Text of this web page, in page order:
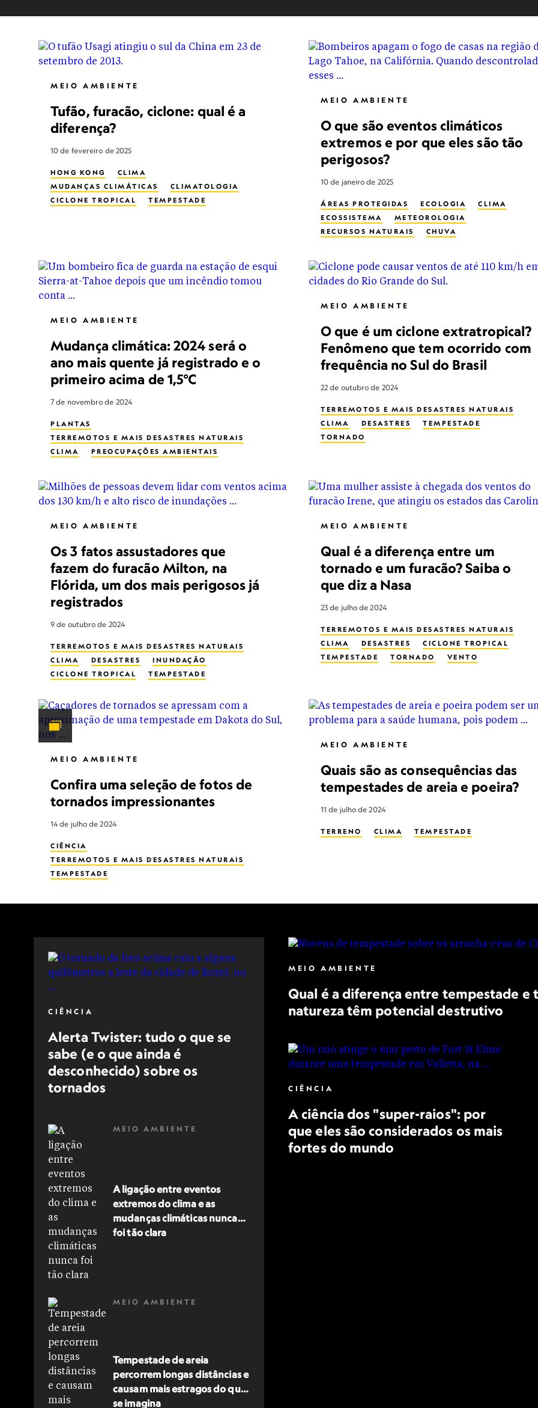
MEIO AMBIENTE
Tufão, furacão, ciclone: qual é a
diferença?
10 de fevereiro de 2025
HONG KONG
CLIMA
MUDANÇAS CLIMÁTICAS
CLIMATOLOGIA
CICLONE TROPICAL
TEMPESTADE
MEIO AMBIENTE
O que são eventos climáticos
extremos e por que eles são tão
perigosos?
10 de janeiro de 2025
ÁREAS PROTEGIDAS ECOLOGIA
CLIMA
ECOSSISTEMA
METEOROLOGIA
RECURSOS NATURAIS
CHUVA
MEIO AMBIENTE
Mudança climática: 2024 será o
ano mais quente já registrado e o
primeiro acima de 1,5°C
7 de novembro de 2024
PLANTAS
TERREMOTOS E MAIS DESASTRES NATURAIS
CLIMA
PREOCUPAÇÕES AMBIENTAIS
RECURSOS NATURAIS
NÍVEL MÉDIO DO MAR
TEMPESTADE
MEIO AMBIENTE
O que é um ciclone extratropical?
Fenômeno que tem ocorrido com
frequência no Sul do Brasil
22 de outubro de 2024
TERREMOTOS E MAIS DESASTRES NATURAIS
CLIMA
DESASTRES
TEMPESTADE
TORNADO
MEIO AMBIENTE
Os 3 fatos assustadores que
fazem do furacão Milton, na
Flórida, um dos mais perigosos já
registrados
9 de outubro de 2024
TERREMOTOS E MAIS DESASTRES NATURAIS
CLIMA
DESASTRES
INUNDAÇÃO
CICLONE TROPICAL
TEMPESTADE
MEIO AMBIENTE
Qual é a diferença entre um
tornado e um furacão? Saiba o
que diz a Nasa
23 de julho de 2024
TERREMOTOS E MAIS DESASTRES NATURAIS
CLIMA
DESASTRES
CICLONE TROPICAL
TEMPESTADE
TORNADO VENTO
MEIO AMBIENTE
Confira uma seleção de fotos de
tornados impressionantes
14 de julho de 2024
CIÊNCIA
TERREMOTOS E MAIS DESASTRES NATURAIS
TEMPESTADE
MEIO AMBIENTE
Quais são as consequências das
tempestades de areia e poeira?
11 de julho de 2024
TERRENO CLIMA TEMPESTADE
CIÊNCIA
Alerta Twister: tudo o que se
sabe (e o que ainda é
desconhecido) sobre os
tornados
MEIO AMBIENTE
A ligação entre eventos
extremos do clima e as
mudanças climáticas nunca
foi tão clara
MEIO AMBIENTE
Tempestade de areia
percorrem longas distâncias e
causam mais estragos do que
se imagina
MEIO AMBIENTE
Qual é a diferença entre tempestade e
natureza têm potencial destrutivo
CIÊNCIA
A ciência dos "super-raios": por
que eles são considerados os mais
fortes do mundo